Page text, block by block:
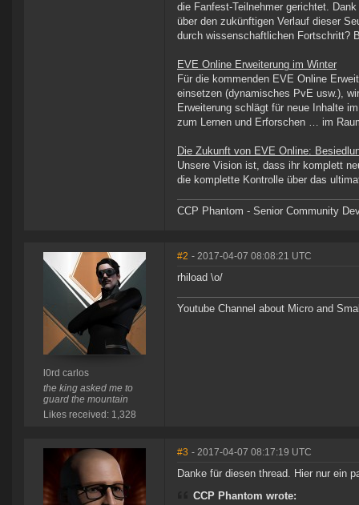
die Fanfest-Teilnehmer gerichtet. Dank
über den zukünftigen Verlauf dieser
durch wissenschaftlichen Fortschritt?
EVE Online Erweiterung im Winter
Für die kommenden EVE Online
einsetzen (dynamisches PvE usw.),
Erweiterung schlägt für neue Inhalte
zum Lernen und Erforschen … im
Die Zukunft von EVE Online:
Unsere Vision ist, dass ihr komplett
die komplette Kontrolle über das
CCP Phantom - Senior Community
l0rd carlos
the king asked me to
guard the mountain
Likes received: 1,328
#2 - 2017-04-07 08:08:21 UTC
rhiload \o/
Youtube Channel about Micro and
#3 - 2017-04-07 08:17:19 UTC
Danke für diesen thread. Hier nur ein
CCP Phantom wrote: